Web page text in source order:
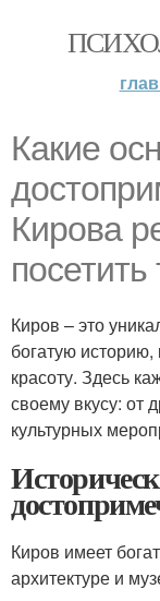
Какие
Кирова
Киров – это
богатую
красоту. Здесь
своему вкусу: от
культурных
Киров имеет
архитектуре и